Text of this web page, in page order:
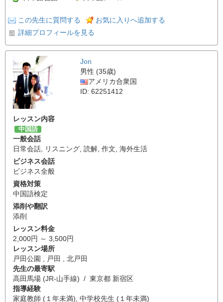
この先生に質問する
お気に入りへ追加する
詳細プロフィールを見る
Jon
男性 (35歳)
アメリカ合衆国
ID: 62251412
レッスン内容
中国語
一般会話
日常会話
リスニング 読解 作文 海外生活
ビジネス会話
ビジネス全般
資格対策
中国語検定
添削や翻訳
添削
レッスン料金
2,000円 ～ 3,500円
レッスン場所
戸田公園 , 戸田 , 北戸田
先生の最寄駅
高田馬場 (JR-山手線) / 東京都 新宿区
指導経験
家庭教師 (１年未満), 中学校先生 (１年未満)